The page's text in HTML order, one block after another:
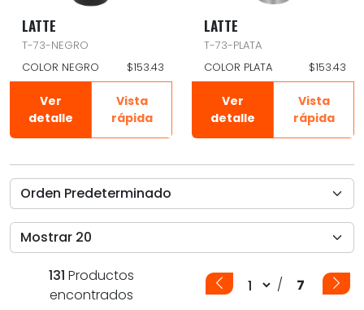
LATTE
T-73-NEGRO
COLOR NEGRO
$153.43
Ver
detalle
Vista
rápida
LATTE
T-73-PLATA
COLOR PLATA
$153.43
Ver
detalle
Vista
rápida
131 Productos
encontrados
/ 7